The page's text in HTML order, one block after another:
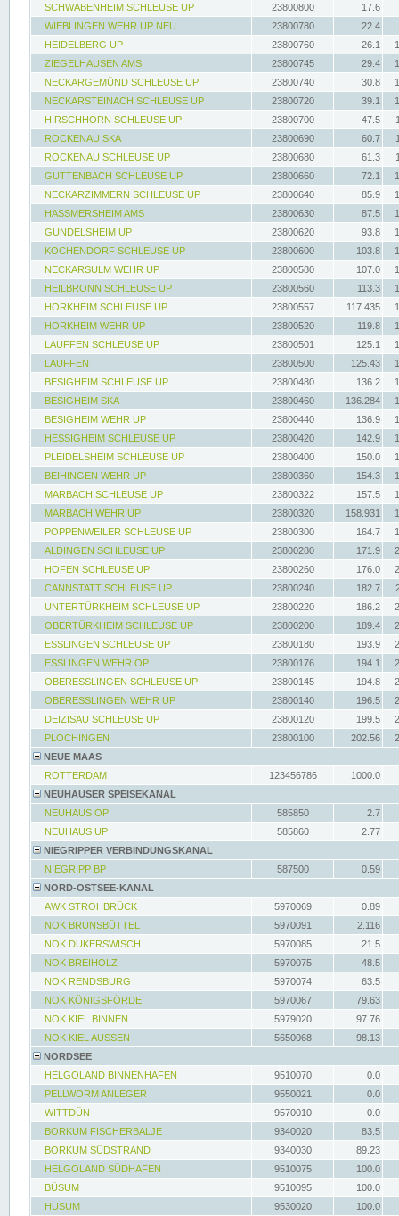
SCHWABENHEIM SCHLEUSE UP
23800800
17.6
WIEBLINGEN WEHR UP NEU
23800780
22.4
HEIDELBERG UP
23800760 26.1
ZIEGELHAUSEN AMS
23800745 29.4
NECKARGEMÜND SCHLEUSE UP
23800740 30.8
NECKARSTEINACH SCHLEUSE UP
23800720 39.1
HIRSCHHORN SCHLEUSE UP
23800700 47.5
ROCKENAU SKA
23800690 60.7
ROCKENAU SCHLEUSE UP
23800680 61.3
GUTTENBACH SCHLEUSE UP
23800660 72.1
NECKARZIMMERN SCHLEUSE UP
23800640 85.9
HASSMERSHEIM AMS
23800630 87.5
GUNDELSHEIM UP
23800620 93.8
KOCHENDORF SCHLEUSE UP
23800600 103.8
NECKARSULM WEHR UP
23800580 107.0
HEILBRONN SCHLEUSE UP
23800560 113.3
HORKHEIM SCHLEUSE UP
23800557 117.435
HORKHEIM WEHR UP
23800520 119.8
LAUFFEN SCHLEUSE UP
23800501 125.1
LAUFFEN
23800500 125.43
BESIGHEIM SCHLEUSE UP
23800480 136.2
BESIGHEIM SKA
23800460 136.284
BESIGHEIM WEHR UP
23800440 136.9
HESSIGHEIM SCHLEUSE UP
23800420 142.9
PLEIDELSHEIM SCHLEUSE UP
23800400 150.0
BEIHINGEN WEHR UP
23800360 154.3
MARBACH SCHLEUSE UP
23800322 157.5
MARBACH WEHR UP
23800320 158.931
POPPENWEILER SCHLEUSE UP
23800300 164.7
ALDINGEN SCHLEUSE UP
23800280 171.9
HOFEN SCHLEUSE UP
23800260 176.0
CANNSTATT SCHLEUSE UP
23800240 182.7
UNTERTÜRKHEIM SCHLEUSE UP
23800220 186.2
OBERTÜRKHEIM SCHLEUSE UP
23800200 189.4
ESSLINGEN SCHLEUSE UP
23800180 193.9
ESSLINGEN WEHR OP
23800176 194.1
OBERESSLINGEN SCHLEUSE UP
23800145 194.8
OBERESSLINGEN WEHR UP
23800140 196.5
DEIZISAU SCHLEUSE UP
23800120 199.5
PLOCHINGEN
23800100 202.56
NEUE MAAS
ROTTERDAM
123456786
1000.0
NEUHAUSER SPEISEKANAL
NEUHAUS OP
585850
2.7
NEUHAUS UP
585860
2.77
NIEGRIPPER VERBINDUNGSKANAL
NIEGRIPP BP
587500
0.59
NORD-OSTSEE-KANAL
AWK STROHBRÜCK
5970069
0.89
NOK BRUNSBÜTTEL
5970091
2.116
NOK DÜKERSWISCH
5970085
21.5
NOK BREIHOLZ
5970075
48.5
NOK RENDSBURG
5970074
63.5
NOK KÖNIGSFÖRDE
5970067
79.63
NOK KIEL BINNEN
5979020
97.76
NOK KIEL AUSSEN
5650068
98.13
NORDSEE
HELGOLAND BINNENHAFEN
9510070
0.0
PELLWORM ANLEGER
9550021
0.0
WITTDÜN
9570010
0.0
BORKUM FISCHERBALJE
9340020
83.5
BORKUM SÜDSTRAND
9340030
89.23
HELGOLAND SÜDHAFEN
9510075
100.0
BÜSUM
9510095
100.0
HUSUM
9530020 100.0